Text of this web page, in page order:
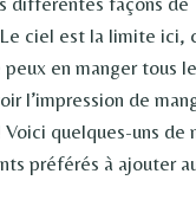
Le ciel est la limite ici,
en manger tous
l’impression de
quelques-uns de
préférés à ajouter